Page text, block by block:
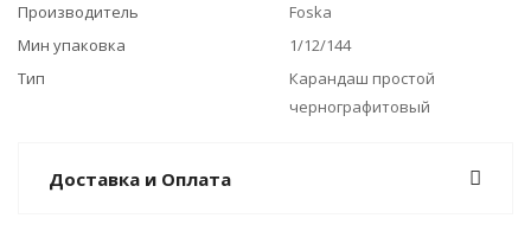
Производитель
Foska
Мин упаковка
1/12/144
Тип
Карандаш простой
чернографитовый
Доставка и Оплата